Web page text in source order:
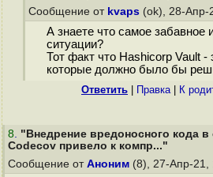
Сообщение от kvaps (ok), 28-Апр-
А знаете что самое забавное
ситуации?
Тот факт что Hashicorp Vault
которые должно было бы
Ответить Правка| К
8. "Внедрение вредоносного кода в
Codecov привело к компр..."
Сообщение от Аноним (8), 27-Апр-21,